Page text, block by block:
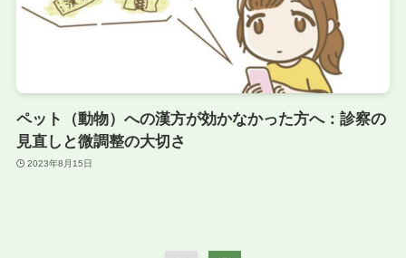
ペット（動物）への漢方が効かなかった方へ：診察の
見直しと微調整の大切さ
2023年8月15日